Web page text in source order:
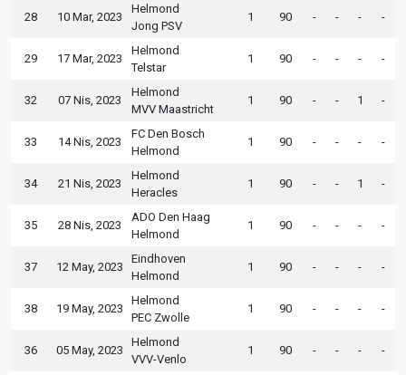
28 10 Mar, 2023
Helmond
Jong PSV
1 90 - - - -
29 17 Mar, 2023
Helmond
Telstar
1 90 - - - -
32 07 Nis, 2023
Helmond
MVV Maastricht
1 90 - - 1 -
33 14 Nis, 2023
FC Den Bosch
Helmond
1 90 - - - -
34 21 Nis, 2023
Helmond
Heracles
1 90 - - 1 -
35 28 Nis, 2023
ADO Den Haag
Helmond
1 90 - - - -
37 12 May, 2023
Eindhoven
Helmond
1 90 - - - -
38 19 May, 2023
Helmond
PEC Zwolle
1 90 - - - -
36 05 May, 2023
Helmond
VVV-Venlo
1 90 - - - -